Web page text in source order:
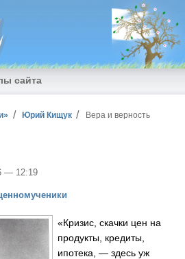
сайта
Юрий Кищук Вера и верность
— 12:19
«Кризис, скачки цен на
продукты, кредиты,
ипотека, — здесь уж